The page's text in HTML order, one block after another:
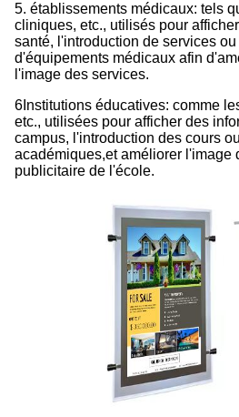
5. établissements médicaux: tels
cliniques, etc., utilisés pour
santé, l'introduction de services
d'équipements médicaux afin
l'image des services.
6Institutions éducatives: comme
etc., utilisées pour afficher des
campus, l'introduction des cours
académiques,et améliorer l'image
publicitaire de l'école.